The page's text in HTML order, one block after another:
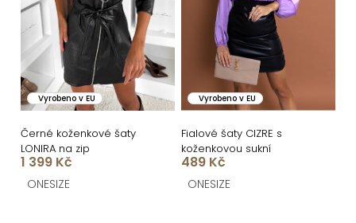
o
d
u
k
t
ů
s
p
r
o
d
u
k
Vyrobeno v EU
Černé koženkové šaty
LONIRA na zip
1 399 Kč
ONESIZE
Vyrobeno v EU
Fialové šaty CIZRE s
koženkovou sukní
489 Kč
ONESIZE